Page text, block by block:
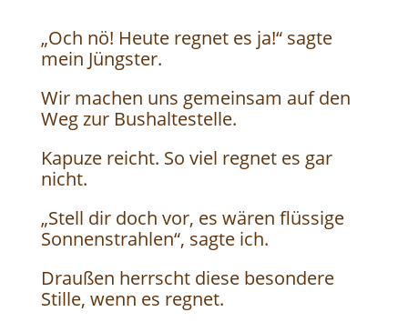
„Och nö! Heute regnet es ja!“ sagte
mein Jüngster.
Wir machen uns gemeinsam auf den
Weg zur Bushaltestelle.
Kapuze reicht. So viel regnet es gar
nicht.
„Stell dir doch vor, es wären flüssige
Sonnenstrahlen“, sagte ich.
Draußen herrscht diese besondere
Stille, wenn es regnet.